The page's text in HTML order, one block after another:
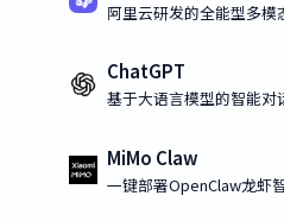
阿里云研发的全能型多模
ChatGPT
基于大语言模型的智能对
MiMo Claw
一键部署OpenClaw龙虾